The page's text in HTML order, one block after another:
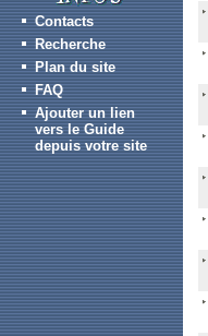
Contacts
Recherche
Plan du site
FAQ
Ajouter un lien
vers le Guide
depuis votre site